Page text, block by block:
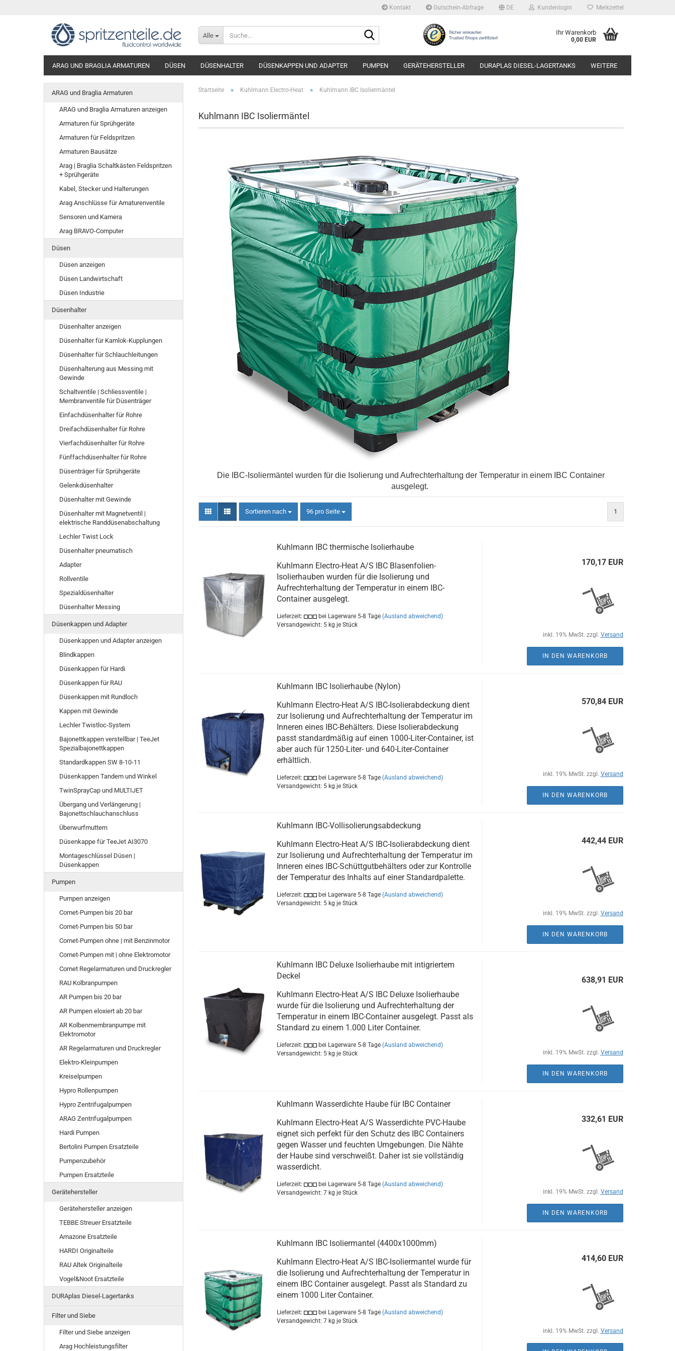
Kontakt Gutschein-Abfrage DE Kundenlogin Merkzettel
Alle Ihr Warenkorb
0,00 EUR
ARAG UND BRAGLIA ARMATUREN DÜSEN DÜSENHALTER DÜSENKAPPEN UND ADAPTER PUMPEN GERÄTEHERSTELLER DURAPLAS DIESEL-LAGERTANKS WEITERE
Startseite » Kuhlmann Electro-Heat » Kuhlmann IBC Isoliermäntel
Kuhlmann IBC Isoliermäntel
Die IBC-Isoliermäntel wurden für die Isolierung und Aufrechterhaltung der Temperatur in einem IBC Container
ausgelegt.
Sortieren nach
Sortieren nach 96 pro Seite
pro Seite 1
Kuhlmann IBC thermische Isolierhaube
Kuhlmann Electro-Heat A/S IBC Blasenfolien-
Isolierhauben wurden für die Isolierung und
Aufrechterhaltung der Temperatur in einem IBC-
Container ausgelegt.
Lieferzeit: bei Lagerware 5-8 Tage (Ausland abweichend)
Versandgewicht: 5kg je Stück
170,17 EUR
inkl. 19% MwSt. zzgl. Versand
IN DEN WARENKORB
Kuhlmann IBC Isolierhaube (Nylon)
Kuhlmann Electro-Heat A/S IBC-Isolierabdeckung dient
zur Isolierung und Aufrechterhaltung der Temperatur im
Inneren eines IBC-Behälters. Diese Isolierabdeckung
passt standardmäßig auf einen 1000-Liter-Container, ist
aber auch für 1250-Liter- und 640-Liter-Container
erhältlich.​
Lieferzeit: bei Lagerware 5-8 Tage (Ausland abweichend)
Versandgewicht: 5kg je Stück
570,84 EUR
inkl. 19% MwSt. zzgl. Versand
IN DEN WARENKORB
Kuhlmann IBC-Vollisolierungsabdeckung
Kuhlmann Electro-Heat A/S IBC-Isolierabdeckung dient
zur Isolierung und Aufrechterhaltung der Temperatur im
Inneren eines IBC-Schüttgutbehälters oder zur Kontrolle
der Temperatur des Inhalts auf einer Standardpalette. ​
Lieferzeit: bei Lagerware 5-8 Tage (Ausland abweichend)
Versandgewicht: 5kg je Stück
442,44 EUR
inkl. 19% MwSt. zzgl. Versand
IN DEN WARENKORB
Kuhlmann IBC Deluxe Isolierhaube mit intigriertem
Deckel
Kuhlmann Electro-Heat A/S IBC Deluxe Isolierhaube
wurde für die Isolierung und Aufrechterhaltung der
Temperatur in einem IBC-Container ausgelegt. Passt als
Standard zu einem 1.000 Liter Container.​
Lieferzeit: bei Lagerware 5-8 Tage (Ausland abweichend)
Versandgewicht: 5kg je Stück
638,91 EUR
inkl. 19% MwSt. zzgl. Versand
IN DEN WARENKORB
Kuhlmann Wasserdichte Haube für IBC Container
Kuhlmann Electro-Heat A/S Wasserdichte PVC-Haube
eignet sich perfekt für den Schutz des IBC Containers
gegen Wasser und feuchten Umgebungen. Die Nähte
der Haube sind verschweißt. Daher ist sie vollständig
wasserdicht.​
Lieferzeit: bei Lagerware 5-8 Tage (Ausland abweichend)
Versandgewicht: 7kg je Stück
332,61 EUR
inkl. 19% MwSt. zzgl. Versand
IN DEN WARENKORB
Kuhlmann IBC Isoliermantel (4400x1000mm)
Kuhlmann Electro-Heat A/S IBC-Isoliermantel wurde für
die Isolierung und Aufrechterhaltung der Temperatur in
einem IBC Container ausgelegt. Passt als Standard zu
einem 1000 Liter Container.​
Lieferzeit: bei Lagerware 5-8 Tage (Ausland abweichend)
Versandgewicht: 7kg je Stück
414,60 EUR
inkl. 19% MwSt. zzgl. Versand
ARAG und Braglia Armaturen
ARAG und Braglia Armaturen anzeigen
Armaturen für Sprühgeräte
Armaturen für Feldspritzen
Armaturen Bausätze
Arag | Braglia Schaltkästen Feldspritzen
+ Sprühgeräte
Kabel, Stecker und Halterungen
Arag Anschlüsse für Amaturenventile
Sensoren und Kamera
Arag BRAVO-Computer
Düsen
Düsen anzeigen
Düsen Landwirtschaft
Düsen Industrie
Düsenhalter
Düsenhalter anzeigen
Düsenhalter für Kamlok-Kupplungen
Düsenhalter für Schlauchleitungen
Düsenhalterung aus Messing mit
Gewinde
Schaltventile | Schliessventile |
Membranventile für Düsenträger
Einfachdüsenhalter für Rohre
Dreifachdüsenhalter für Rohre
Vierfachdüsenhalter für Rohre
Fünffachdüsenhalter für Rohre
Düsenträger für Sprühgeräte
Gelenkdüsenhalter
Düsenhalter mit Gewinde
Düsenhalter mit Magnetventil |
elektrische Randdüsenabschaltung
Lechler Twist Lock
Düsenhalter pneumatisch
Adapter
Rollventile
Spezialdüsenhalter
Düsenhalter Messing
Düsenkappen und Adapter
Düsenkappen und Adapter anzeigen
Blindkappen
Düsenkappen für Hardi
Düsenkappen für RAU
Düsenkappen mit Rundloch
Kappen mit Gewinde
Lechler Twistloc-System
Bajonettkappen verstellbar | TeeJet
Spezialbajonettkappen
Standardkappen SW 8-10-11
Düsenkappen Tandem und Winkel
TwinSprayCap und MULTIJET
Übergang und Verlängerung |
Bajonettschlauchanschluss
Überwurfmuttern
Düsenkappe für TeeJet AI3070
Montageschlüssel Düsen |
Düsenkappen
Pumpen
Pumpen anzeigen
Comet-Pumpen bis 20 bar
Comet-Pumpen bis 50 bar
Comet-Pumpen ohne | mit Benzinmotor
Comet-Pumpen mit | ohne Elektromotor
Comet Regelarmaturen und Druckregler
RAU Kolbranpumpen
AR Pumpen bis 20 bar
AR Pumpen eloxiert ab 20 bar
AR Kolbenmembranpumpe mit
Elektromotor
AR Regelarmaturen und Druckregler
Elektro-Kleinpumpen
Kreiselpumpen
Hypro Rollenpumpen
Hypro Zentrifugalpumpen
ARAG Zentrifugalpumpen
Hardi Pumpen
Bertolini Pumpen Ersatzteile
Pumpenzubehör
Pumpen Ersatzteile
Gerätehersteller
Gerätehersteller anzeigen
TEBBE Streuer Ersatzteile
Amazone Ersatzteile
HARDI Originalteile
RAU Altek Originalteile
Vogel&Noot Ersatzteile
DURAplas Diesel-Lagertanks
Filter und Siebe
Filter und Siebe anzeigen
Arag Hochleistungsfilter